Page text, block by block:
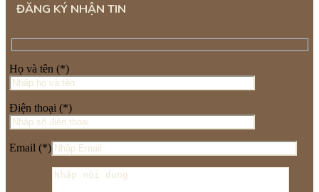
ĐĂNG KÝ NHẬN TIN
Họ và tên (*)
Điện thoại (*)
Email (*)